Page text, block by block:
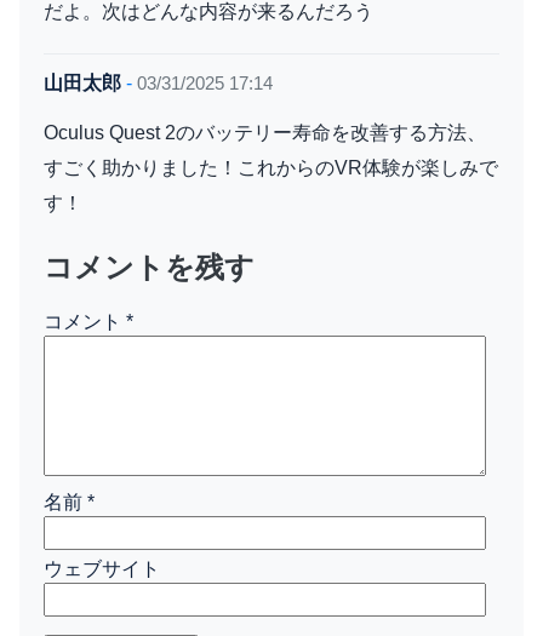
だよ。次はどんな内容が来るんだろう
山田太郎 - 03/31/2025 17:14
Oculus Quest 2のバッテリー寿命を改善する方法、
すごく助かりました！これからのVR体験が楽しみで
す！
コメントを残す
コメント *
名前 *
ウェブサイト